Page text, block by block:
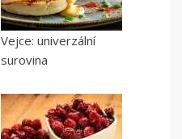
Vejce: univerzální
surovina